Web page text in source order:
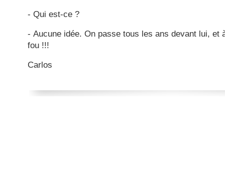
- Qui est-ce ?
- Aucune idée. On passe tous les ans devant lui, et
fou !!!
Carlos